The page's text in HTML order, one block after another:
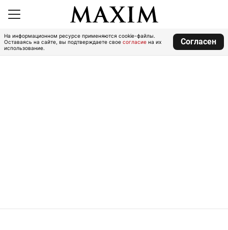
На информационном ресурсе применяются cookie-файлы.
Оставаясь на сайте, вы подтверждаете свое согласие на их
использование.
Согласен